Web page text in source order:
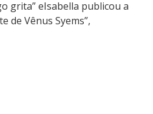
grita” eIsabella publicou a
de Vênus Syems”,